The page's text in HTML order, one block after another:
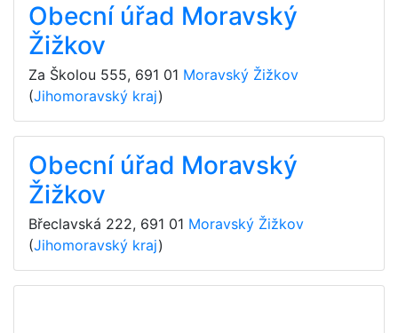
Obecní úřad Moravský
Žižkov
Za Školou 555, 691 01 Moravský Žižkov
(Jihomoravský kraj)
Obecní úřad Moravský
Žižkov
Břeclavská 222, 691 01 Moravský Žižkov
(Jihomoravský kraj)